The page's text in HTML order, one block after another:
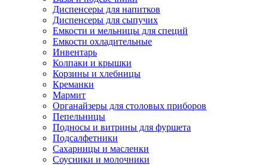
Диспенсеры для напитков
Диспенсеры для сыпучих
Емкости и мельницы для специй
Емкости охладительные
Инвентарь
Колпаки и крышки
Корзины и хлебницы
Креманки
Мармит
Органайзеры для столовых приборов
Пепельницы
Подносы и витрины для фуршета
Подсалфетники
Сахарницы и масленки
Соусники и молочники